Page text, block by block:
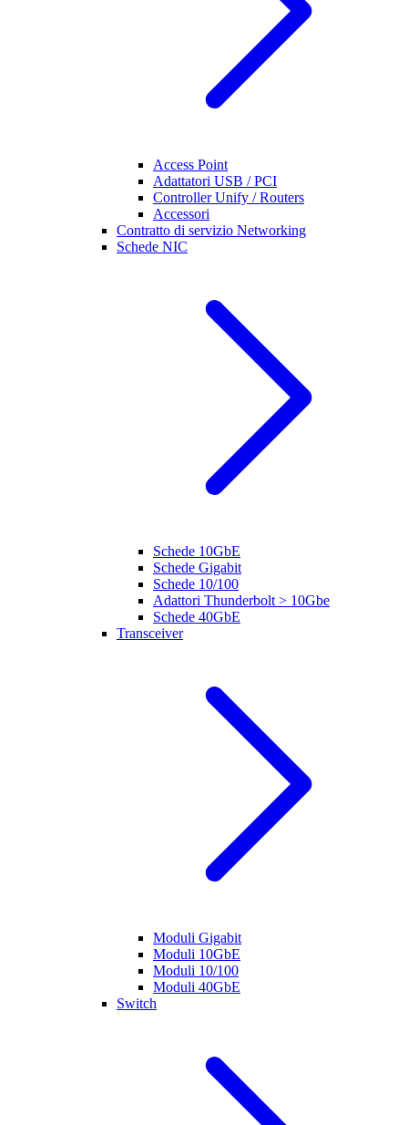
Access Point
Adattatori USB / PCI
Controller Unify / Routers
Accessori
Contratto di servizio Networking
Schede NIC
Schede 10GbE
Schede Gigabit
Schede 10/100
Adattori Thunderbolt > 10Gbe
Schede 40GbE
Transceiver
Moduli Gigabit
Moduli 10GbE
Moduli 10/100
Moduli 40GbE
Switch